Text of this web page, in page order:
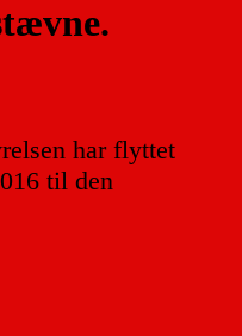
har flyttet
til den